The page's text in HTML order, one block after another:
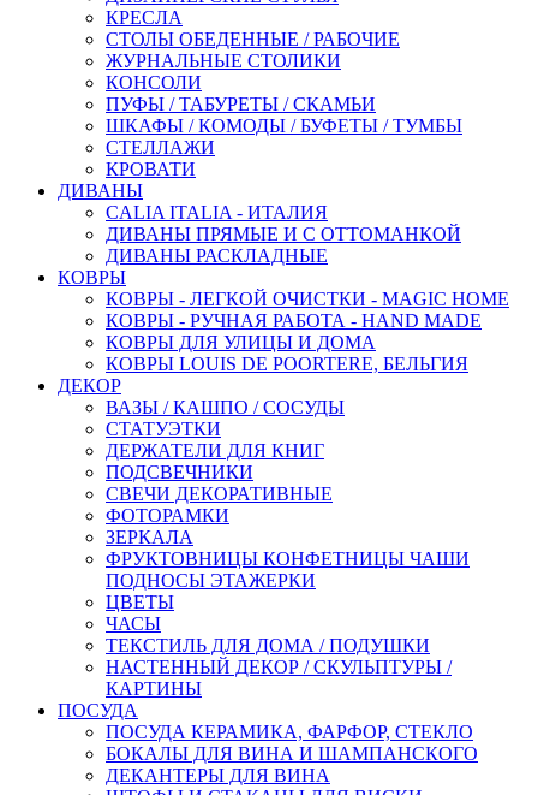
КРЕСЛА
СТОЛЫ ОБЕДЕННЫЕ / РАБОЧИЕ
ЖУРНАЛЬНЫЕ СТОЛИКИ
КОНСОЛИ
ПУФЫ / ТАБУРЕТЫ / СКАМЬИ
ШКАФЫ / КОМОДЫ / БУФЕТЫ / ТУМБЫ
СТЕЛЛАЖИ
КРОВАТИ
ДИВАНЫ
CALIA ITALIA - ИТАЛИЯ
ДИВАНЫ ПРЯМЫЕ И С ОТТОМАНКОЙ
ДИВАНЫ РАСКЛАДНЫЕ
КОВРЫ
КОВРЫ - ЛЕГКОЙ ОЧИСТКИ - MAGIC HOME
КОВРЫ - РУЧНАЯ РАБОТА - HAND MADE
КОВРЫ ДЛЯ УЛИЦЫ И ДОМА
КОВРЫ LOUIS DE POORTERE, БЕЛЬГИЯ
ДЕКОР
ВАЗЫ / КАШПО / СОСУДЫ
СТАТУЭТКИ
ДЕРЖАТЕЛИ ДЛЯ КНИГ
ПОДСВЕЧНИКИ
СВЕЧИ ДЕКОРАТИВНЫЕ
ФОТОРАМКИ
ЗЕРКАЛА
ФРУКТОВНИЦЫ КОНФЕТНИЦЫ ЧАШИ
ПОДНОСЫ ЭТАЖЕРКИ
ЦВЕТЫ
ЧАСЫ
ТЕКСТИЛЬ ДЛЯ ДОМА / ПОДУШКИ
НАСТЕННЫЙ ДЕКОР / СКУЛЬПТУРЫ /
КАРТИНЫ
ПОСУДА
ПОСУДА КЕРАМИКА, ФАРФОР, СТЕКЛО
БОКАЛЫ ДЛЯ ВИНА И ШАМПАНСКОГО
ДЕКАНТЕРЫ ДЛЯ ВИНА